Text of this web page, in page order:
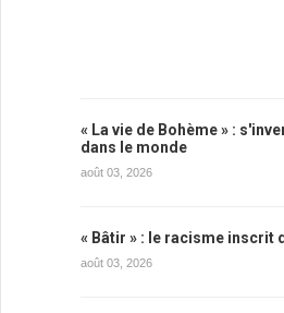
« La vie de Bohème » :
dans le monde
août 03, 2026
« Bâtir » : le racisme inscrit
août 03, 2026